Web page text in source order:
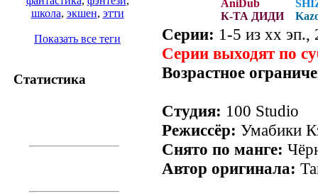
школа, экшен, этти
Показать все теги
Статистика
AniDub
К-ТА ДИДИ
Серии: 1-5 из хх эп.,
Серии выходят по
Возрастное
Студия: 100 Studio
Режиссёр: Умабики
Снято по манге:
Автор оригинала: